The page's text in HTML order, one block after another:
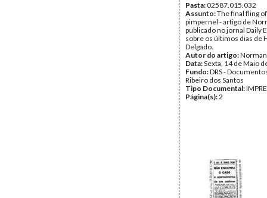
Pasta:02587.015.032
Assunto:The final fling
pimpernel - artigo de
publicado no jornal Daily
sobre os últimos dias de
Delgado.
Autor do artigo:
Data:Sexta, 14 de Maio
Fundo:DRS -
Ribeiro dos Santos
Tipo Documental:
Página(s):2